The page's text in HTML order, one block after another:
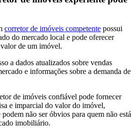
corretor de imóveis competente possui
do mercado local e pode oferecer
de um imóvel.
a dados atualizados sobre vendas
e informações sobre a demanda de
de imóveis confiável pode fornecer
e imparcial do valor do imóvel,
não ser óbvios para quem não está
imobiliário.